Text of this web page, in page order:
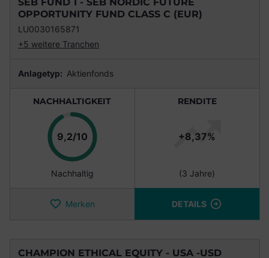
SEB FUND 1 - SEB NORDIC FUTURE
OPPORTUNITY FUND CLASS C (EUR)
LU0030165871
+5 weitere Tranchen
Anlagetyp: Aktienfonds
NACHHALTIGKEIT
9,2/10Punkte
Nachhaltig
RENDITE
+8,37%
(3 Jahre)
Merken DETAILS
CHAMPION ETHICAL EQUITY - USA -USD